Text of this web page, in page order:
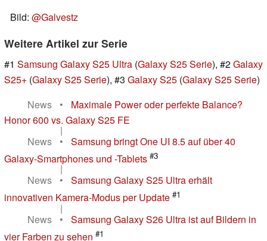
Bild: @Galvestz
Weitere Artikel zur Serie
#1 Samsung Galaxy S25 Ultra (Galaxy S25 Serie), #2Galaxy
S25+ (Galaxy S25 Serie), #3 Galaxy S25 (Galaxy S25 Serie)
News
•
Maximale Power oder perfekte Balance?
Honor 600 vs. Galaxy S25 FE
|
News
•
Samsung bringt One UI 8.5 auf über 40
Galaxy-Smartphones und -Tablets #3
|
News
•
Samsung Galaxy S25 Ultra erhält
innovativen Kamera-Modus per Update #1
|
News
•
Samsung Galaxy S26 Ultra ist auf Bildern in
vier Farben zu sehen #1